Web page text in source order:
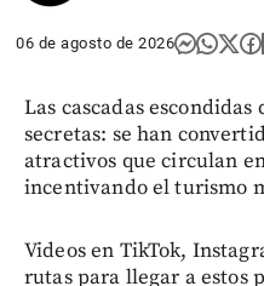
06 de agosto de 2026
Las cascadas escondidas
secretas: se han
atractivos que circulan
incentivando el turismo
Videos en TikTok,
rutas para llegar a estos